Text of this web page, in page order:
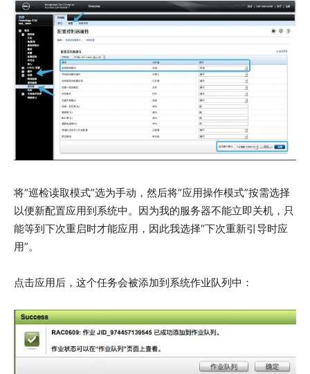
将“巡检读取模式”选为手动，然后将“应用操作模式”按需选择
以便新配置应用到系统中。因为我的服务器不能立即关机，只
能等到下次重启时才能应用，因此我选择“下次重新引导时应
用”。
点击应用后，这个任务会被添加到系统作业队列中：